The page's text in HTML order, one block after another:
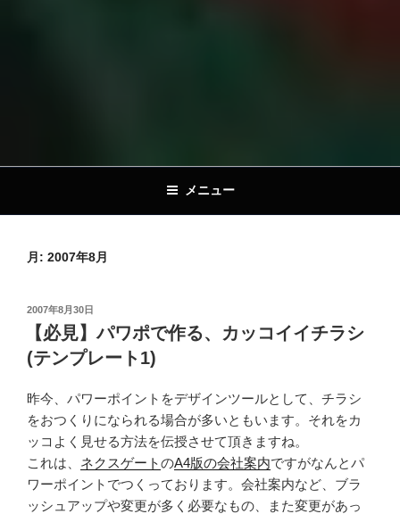
メニュー
月: 2007年8月
投
日:
2007年8月30日
【必見】パワポで作る、カッコイイチラシ
(テンプレート1)
昨今、パワーポイントをデザインツールとして、チラシ
をおつくりになられる場合が多いともいます。それをカ
ッコよく見せる方法を伝授させて頂きますね。
これは、 ネクスゲートのA4版の会社案内ですがなんとパ
ワーポイントでつくっております。会社案内など、ブラ
ッシュアップや変更が多く必要なもの、また変更があっ